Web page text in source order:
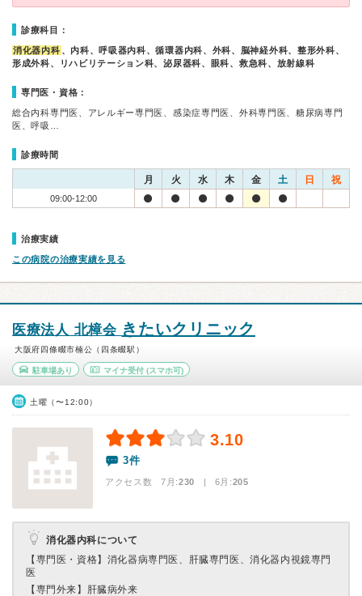
診療科目：
消化器内科 、内科、呼吸器内科、循環器内科、外科、脳神経外科、整形外科、
形成外科、リハビリテーション科、泌尿器科、眼科、救急科、放射線科
専門医・資格：
総合内科専門医、アレルギー専門医、感染症専門医、外科専門医、糖尿病専門
医、呼吸…
診療時間
月 火 水 木 金 土 日 祝
09:00-12:00
治療実績
この病院の治療実績を見る
医療法人 北樟会 きたいクリニック
大阪府四條畷市楠公（四条畷駅）
駐車場あり マイナ受付(スマホ可)
土曜（〜12:00）
3.10
3件
アクセス数 7月:230 | 6月:205
消化器内科について
【専門医・資格】 消化器病専門医、肝臓専門医、消化器内視鏡専門
医
【専門外来】 肝臓病外来